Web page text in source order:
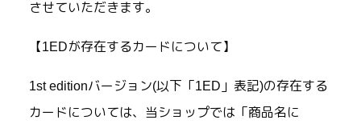
させていただきます。
【1EDが存在するカードについて】
1st editionバージョン(以下「1ED」表記)の存在する
カードについては、当ショップでは「商品名に